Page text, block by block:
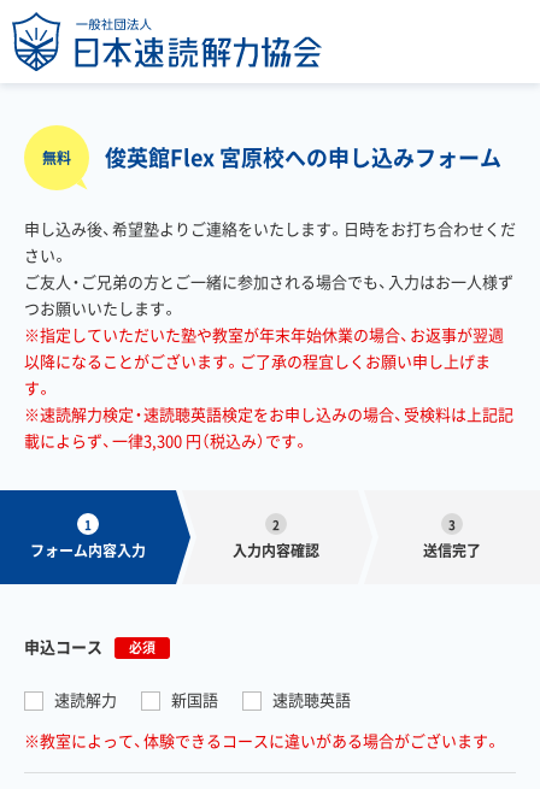
無料 俊英館Flex 宮原校への申し込みフォーム
申し込み後、希望塾よりご連絡をいたします。日時をお打ち合わせくだ
さい。
ご友人・ご兄弟の方とご一緒に参加される場合でも、入力はお一人様ず
つお願いいたします。
※指定していただいた塾や教室が年末年始休業の場合、お返事が翌週
以降になることがございます。ご了承の程宜しくお願い申し上げま
す。
※速読解力検定・速読聴英語検定をお申し込みの場合、受検料は上記記
載によらず、一律3,300 円（税込み）です。
1
フォーム内容入力
2
入力内容確認
3
送信完了
申込コース 必須
速読解力 新国語
速読聴英語
※教室によって、体験できるコースに違いがある場合がございます。